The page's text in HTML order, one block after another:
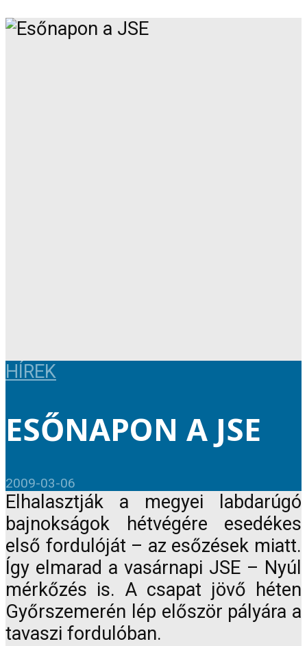
HÍREK
ESŐNAPON A JSE
2009-03-06
Elhalasztják a megyei labdarúgó
bajnokságok hétvégére esedékes
első fordulóját – az esőzések miatt.
Így elmarad a vasárnapi JSE – Nyúl
mérkőzés is. A csapat jövő héten
Győrszemerén lép először pályára a
tavaszi fordulóban.